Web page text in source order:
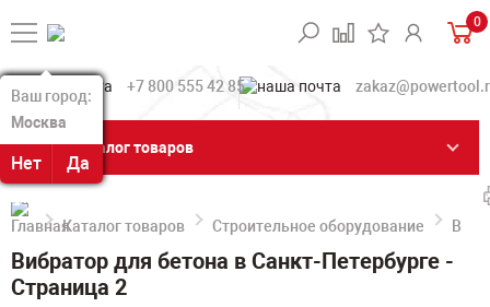
Ваш город:
Москва
Нет Да
Ваш город:
Москва
Нет Да
0
+7 800 555 42 85
Каталог товаров
Каталог товаров Строительное оборудование
Вибратор для бетона в Санкт-Петербурге -
Страница 2